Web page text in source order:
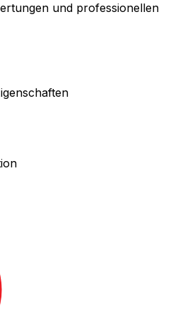
und professionellen